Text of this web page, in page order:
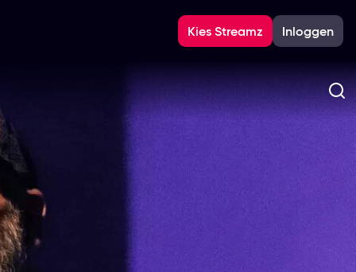
Kies Streamz Inloggen